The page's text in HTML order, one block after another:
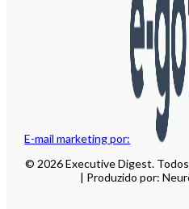
E-mail marketing por:
© 2026 Executive Digest.
| Produzido por: